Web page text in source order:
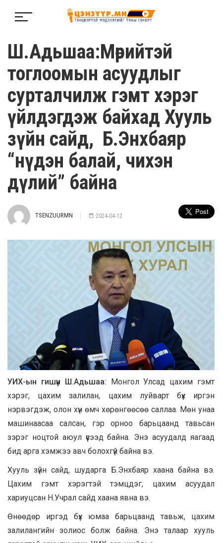
Ш.Адьшаа:Мөрийтэй
тоглоомын асуудлыг
сурталчилж гэмт хэрэг
үйлдэгдэж байхад Хууль
зүйн сайд, Б.Энхбаяр
“нүдэн балай, чихэн
дүлий” байна
TSENZUURMN 2024-04-12
УИХ-ын гишүүн Ш.Адьшаа:
Монгол Улсад цахим гэмт
хэрэг, цахим залилан, цахим луйварт бүх иргэн
нэрвэгдэж, олон хүн өмч хөрөнгөөсөө саллаа. Мөн унаа
машинаасаа салсан, гэр орноо барьцаанд тавьсан
зэрэг ноцтой аюул үүсээд байна. Энэ асуудалд яагаад
бид арга хэмжээ авч болохгүй байна вэ.
Хууль зүйн сайд, шударга Б.Энхбаяр хаана байна вэ.
Цахим гэмт хэрэгтэй тэмцдэг, цахим асуудал
хариуцсан Н.Учрал сайд хаана явна вэ.
Өнөөдөр иргэд бүх юмаа барьцаанд тавьж, цахим
залилангийн золиос болж байна. Энэ талаар хууль